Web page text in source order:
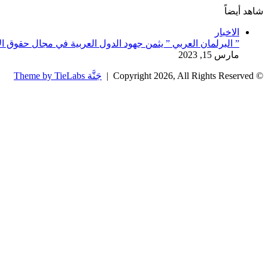
شاهد أيضاً
الاخبار
” البرلمان العربي ” يثمن جهود الدول العربية في مجال حقوق
مارس 15, 2023
© Copyright 2026, All Rights Reserved |
جَنَّة Theme by TieLabs